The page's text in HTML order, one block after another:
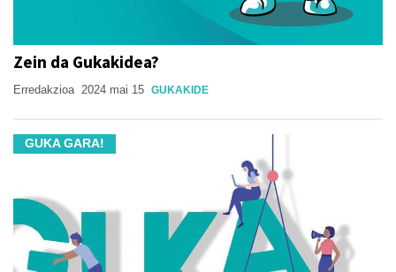
Zein da Gukakidea?
Erredakzioa 2024 mai 15 GUKAKIDE
GUKA GARA!